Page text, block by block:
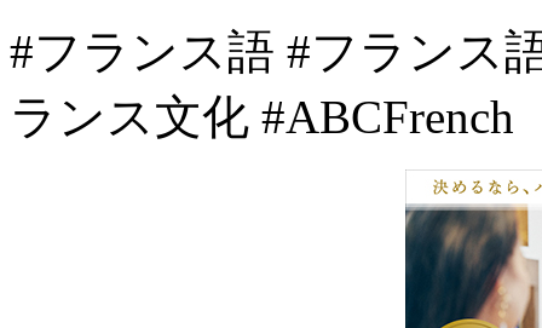
#フランス語 #フランス
ランス文化 #ABCFrench